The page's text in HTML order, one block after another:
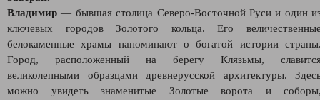
Владимир — бывшая столица Северо‑Восточной Руси и один
ключевых городов Золотого кольца. Его
белокаменные храмы напоминают о богатой истории
Город, расположенный на берегу Клязьмы,
великолепными образцами древнерусской архитектуры.
можно увидеть знаменитые Золотые ворота и